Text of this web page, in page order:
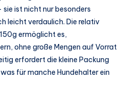
sie ist nicht nur besonders
leicht verdaulich. Die relativ
ermöglicht es,
ohne große Mengen auf Vorrat
erfordert die kleine Packung
für manche Hundehalter ein